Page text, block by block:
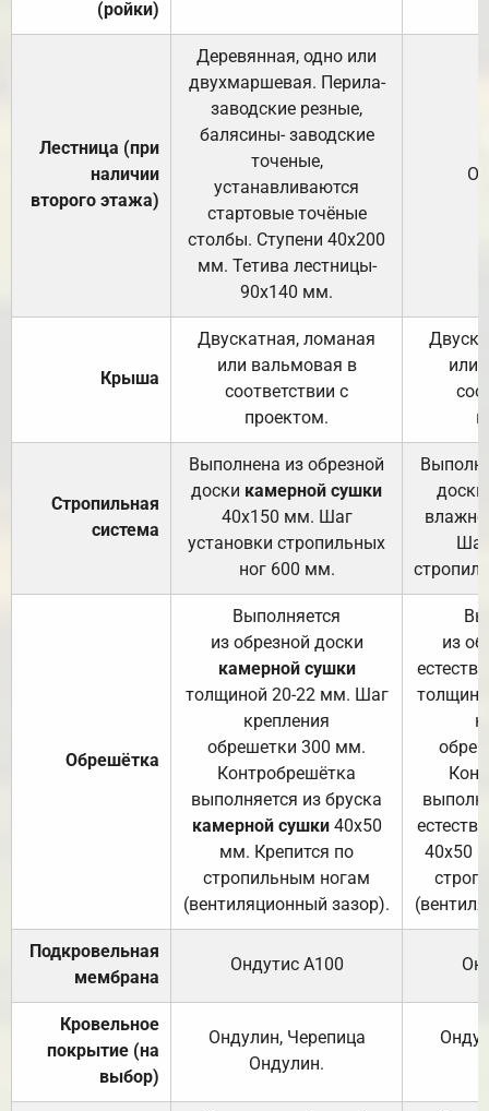
(ройки)
Лестница (при
наличии
второго этажа)
Деревянная, одно или
двухмаршевая. Перила-
заводские резные,
балясины- заводские
точеные,
устанавливаются
стартовые точёные
столбы. Ступени 40х200
мм. Тетива лестницы-
90х140 мм.
Крыша
Двускатная, ломаная
или вальмовая в
соответствии с
проектом.
или
Стропильная
система
Выполнена из обрезной
доски камерной сушки
40х150 мм. Шаг
установки стропильных
ног 600 мм.
доски
Обрешётка
Выполняется
из обрезной доски
камерной сушки
толщиной 20-22 мм. Шаг
крепления
обрешетки 300 мм.
Контробрешётка
выполняется из бруска
камерной сушки40х50
мм. Крепится по
стропильным ногам
(вентиляционный зазор).
из
40х50
Подкровельная
мембрана
Ондутис А100
Кровельное
покрытие (на
выбор)
Ондулин, Черепица
Ондулин.